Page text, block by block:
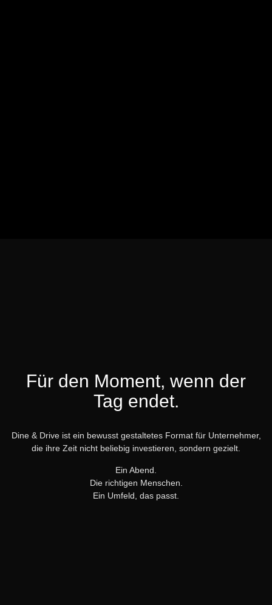
Für den Moment, wenn der
Tag endet.
Dine & Drive ist ein bewusst gestaltetes Format für Unternehmer,
die ihre Zeit nicht beliebig investieren, sondern gezielt.
Ein Abend.
Die richtigen Menschen.
Ein Umfeld, das passt.